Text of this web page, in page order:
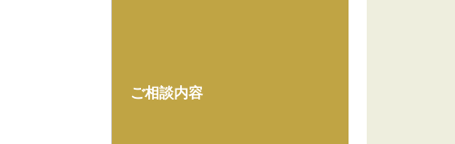
ご相談内容